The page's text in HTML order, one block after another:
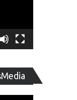
de
vídeo